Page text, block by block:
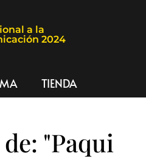
a la
2024
TIENDA
"Paqui